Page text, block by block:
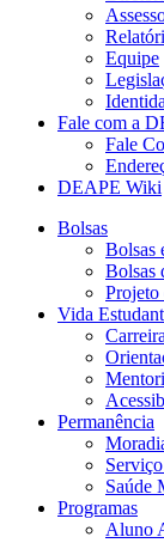
Equipe
Fale com a
Fale
DEAPE Wiki
Bolsas
Bolsas
Bolsas
Projeto
Vida
Permanência
Saúde
Programas
Aluno